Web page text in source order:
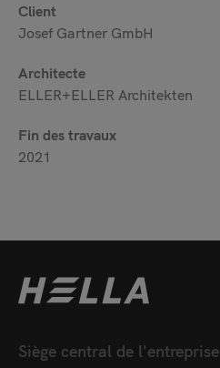
Client
Josef Gartner GmbH
Architecte
ELLER+ELLER Architekten
Fin des travaux
2021
Siège central de l'entreprise